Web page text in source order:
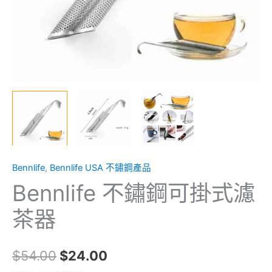
Bennlife, Bennlife USA 不鏽鋼產品
Bennlife 不鏽鋼可掛式濾
茶器
$54.00 $24.00